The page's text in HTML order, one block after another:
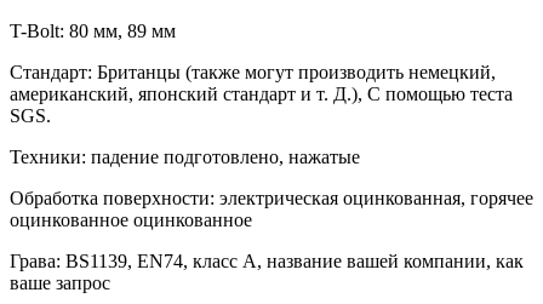
T-Bolt: 80 мм, 89 мм
Стандарт: Британцы (также могут производить немецкий,
американский, японский стандарт и т. Д.), С помощью теста
SGS.
Техники: падение подготовлено, нажатые
Обработка поверхности: электрическая оцинкованная, горячее
оцинкованное оцинкованное
Грава: BS1139, EN74, класс A, название вашей компании, как
ваше запрос